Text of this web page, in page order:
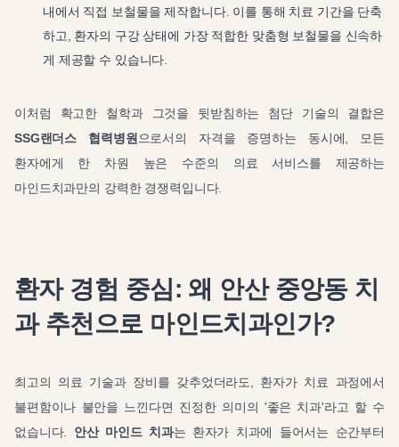
내에서 직접 보철물을 제작합니다. 이를 통해 치료 기간을 단축
하고, 환자의 구강 상태에 가장 적합한 맞춤형 보철물을 신속하
게 제공할 수 있습니다.
이처럼 확고한 철학과 그것을 뒷받침하는 첨단 기술의 결합은
SSG랜더스 협력병원으로서의 자격을 증명하는 동시에, 모든
환자에게 한 차원 높은 수준의 의료 서비스를 제공하는
마인드치과만의 강력한 경쟁력입니다.
환자 경험 중심: 왜 안산 중앙동 치
과 추천으로 마인드치과인가?
최고의 의료 기술과 장비를 갖추었더라도, 환자가 치료 과정에서
불편함이나 불안을 느낀다면 진정한 의미의 '좋은 치과'라고 할 수
없습니다. 안산 마인드 치과는 환자가 치과에 들어서는 순간부터